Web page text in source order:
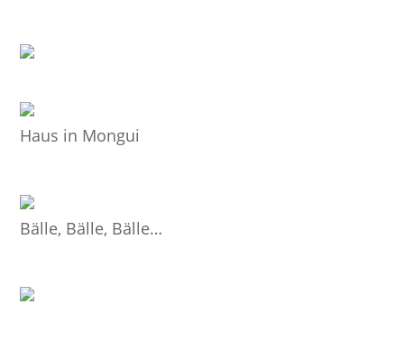
Haus in Mongui
Bälle, Bälle, Bälle…